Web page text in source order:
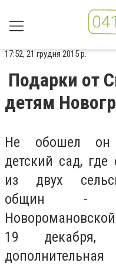
17:52, 21 грудня 2015 р.
Подарки от
детям
Не обошел он
детский сад, где
из двух
общин -
19 декабря,